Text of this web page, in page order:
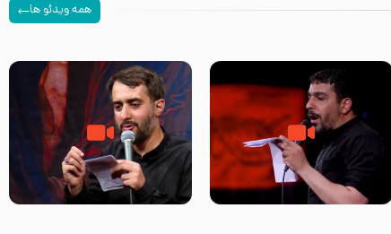
همه ویدئو ها
تک ، عبّاس، صاحب دل‌هاست –
حاج حنیف طاهری – عزاداری شب
من غلام نوکراتم من عاشق
کربلاتم – شور زمینه – شب هفتم